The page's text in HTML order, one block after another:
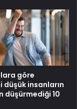
göre
düşük insanların
düşürmediği 10